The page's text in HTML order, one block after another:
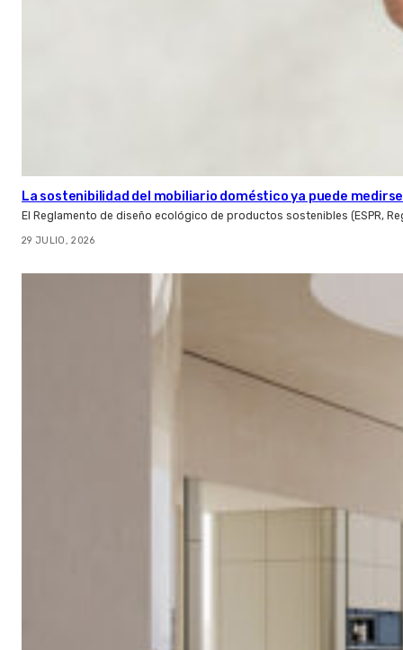
La sostenibilidad del mobiliario doméstico ya puede
El Reglamento de diseño ecológico de productos sostenibles (ESPR,
29 JULIO, 2026